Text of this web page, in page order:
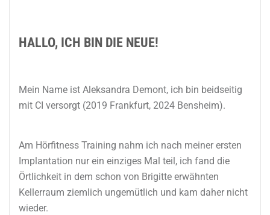
HALLO, ICH BIN DIE NEUE!
Mein Name ist Aleksandra Demont, ich bin beidseitig
mit CI versorgt (2019 Frankfurt, 2024 Bensheim).
Am Hörfitness Training nahm ich nach meiner ersten
Implantation nur ein einziges Mal teil, ich fand die
Örtlichkeit in dem schon von Brigitte erwähnten
Kellerraum ziemlich ungemütlich und kam daher nicht
wieder.